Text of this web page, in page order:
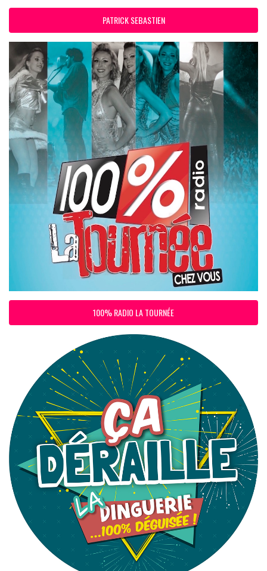
PATRICK SEBASTIEN
100% RADIO LA TOURNÉE